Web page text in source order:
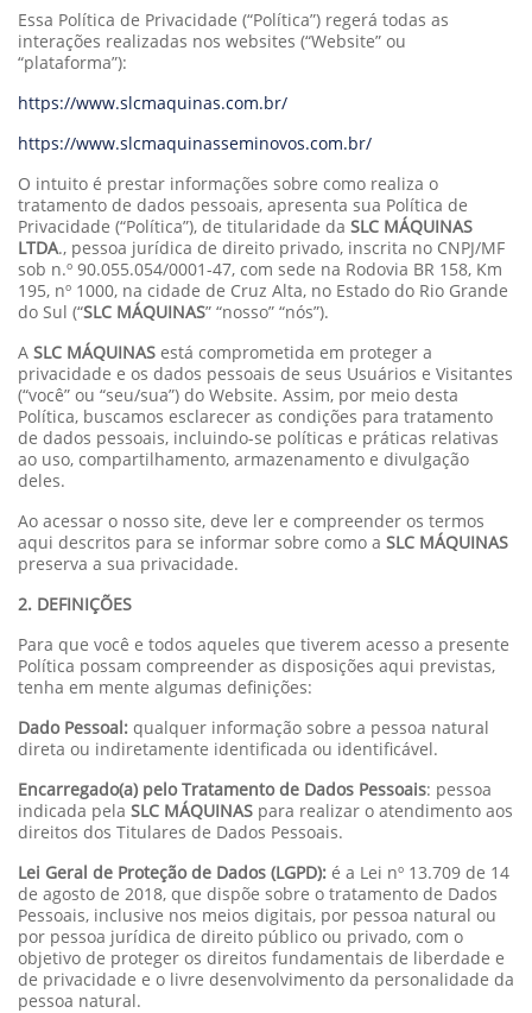
Essa Política de Privacidade (“Política”) regerá todas as
interações realizadas nos websites (“Website” ou
“plataforma”):
https://www.slcmaquinas.com.br/
https://www.slcmaquinasseminovos.com.br/
O intuito é prestar informações sobre como realiza o
tratamento de dados pessoais, apresenta sua Política de
Privacidade (“Política”), de titularidade da SLC MÁQUINAS
LTDA., pessoa jurídica de direito privado, inscrita no CNPJ/MF
sob n.º 90.055.054/0001-47, com sede na Rodovia BR 158, Km
195, nº 1000, na cidade de Cruz Alta, no Estado do Rio Grande
do Sul (“SLC MÁQUINAS” “nosso” “nós”).
A SLC MÁQUINAS está comprometida em proteger a
privacidade e os dados pessoais de seus Usuários e Visitantes
(“você” ou “seu/sua”) do Website. Assim, por meio desta
Política, buscamos esclarecer as condições para tratamento
de dados pessoais, incluindo-se políticas e práticas relativas
ao uso, compartilhamento, armazenamento e divulgação
deles.
Ao acessar o nosso site, deve ler e compreender os termos
aqui descritos para se informar sobre como a SLC MÁQUINAS
preserva a sua privacidade.
2. DEFINIÇÕES
Para que você e todos aqueles que tiverem acesso a presente
Política possam compreender as disposições aqui previstas,
tenha em mente algumas definições:
Dado Pessoal: qualquer informação sobre a pessoa natural
direta ou indiretamente identificada ou identificável.
Encarregado(a) pelo Tratamento de Dados Pessoais: pessoa
indicada pela SLC MÁQUINAS para realizar o atendimento aos
direitos dos Titulares de Dados Pessoais.
Lei Geral de Proteção de Dados (LGPD): é a Lei nº 13.709 de 14
de agosto de 2018, que dispõe sobre o tratamento de Dados
Pessoais, inclusive nos meios digitais, por pessoa natural ou
por pessoa jurídica de direito público ou privado, com o
objetivo de proteger os direitos fundamentais de liberdade e
de privacidade e o livre desenvolvimento da personalidade da
pessoa natural.